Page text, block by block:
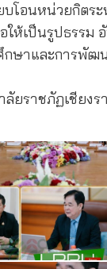
บโอนหน่วยกิตร
ให้เป็นรูปธรรม
กษาและการพั
ยราชภัฏเชียงร